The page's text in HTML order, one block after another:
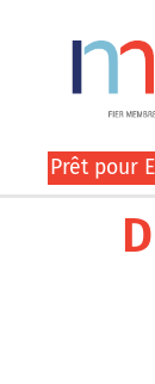
Prêt pour